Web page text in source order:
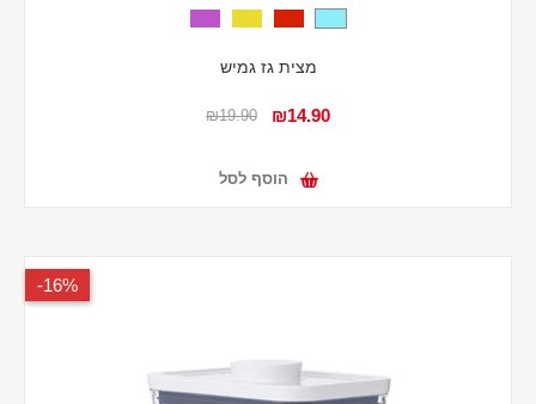
מצית גז גמיש
₪14.90
₪19.90
הוסף לסל
16%-